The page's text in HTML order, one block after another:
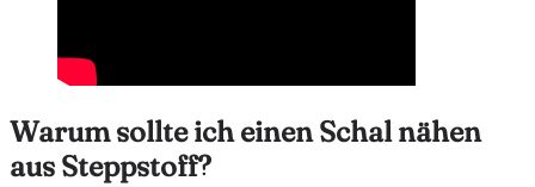
Warum sollte ich einen Schal nähen
aus Steppstoff?